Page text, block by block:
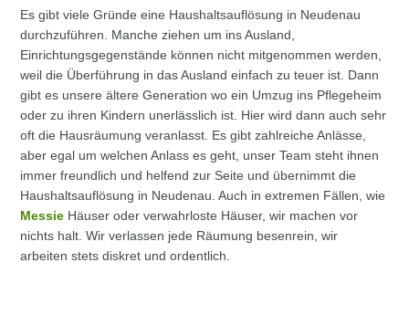
Es gibt viele Gründe eine Haushaltsauflösung in Neudenau
durchzuführen. Manche ziehen um ins Ausland,
Einrichtungsgegenstände können nicht mitgenommen werden,
weil die Überführung in das Ausland einfach zu teuer ist. Dann
gibt es unsere ältere Generation wo ein Umzug ins Pflegeheim
oder zu ihren Kindern unerlässlich ist. Hier wird dann auch sehr
oft die Hausräumung veranlasst. Es gibt zahlreiche Anlässe,
aber egal um welchen Anlass es geht, unser Team steht ihnen
immer freundlich und helfend zur Seite und übernimmt die
Haushaltsauflösung in Neudenau. Auch in extremen Fällen, wie
Messie Häuser oder verwahrloste Häuser, wir machen vor
nichts halt. Wir verlassen jede Räumung besenrein, wir
arbeiten stets diskret und ordentlich.